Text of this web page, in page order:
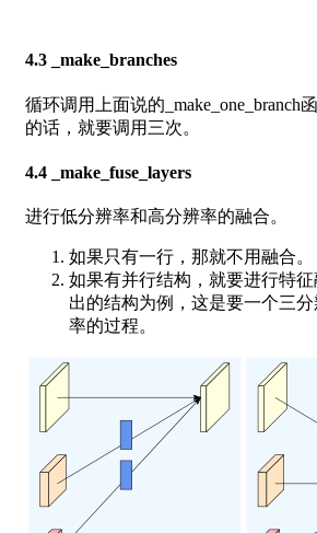
4.3 _make_branches
循环调用上面说的_make_one_branch
的话，就要调用三次。
4.4 _make_fuse_layers
进行低分辨率和高分辨率的融合。
如果只有一行，那就不用融合。
如果有并行结构，就要进行特
出的结构为例，这是要一个三
率的过程。